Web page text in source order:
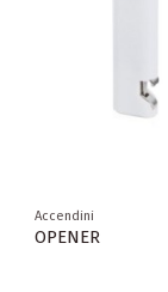
Accendini
OPENER